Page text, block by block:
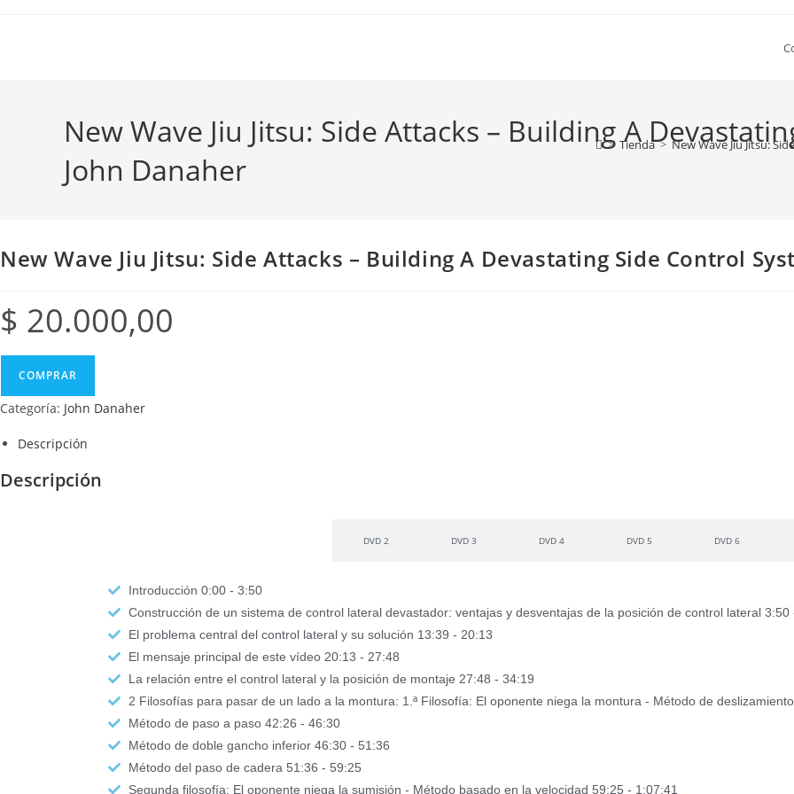
New Wave Jiu Jitsu: Side Attacks – Building A
John Danaher
> Tienda > New Wave Jiu Jitsu:
New Wave Jiu Jitsu: Side Attacks – Building A Devastating Side Control
$ 20.000,00
COMPRAR
Categoría: John Danaher
Descripción
Descripción
DVD 2 DVD 3 DVD 4 DVD 5 DVD 6
Introducción 0:00 - 3:50
Construcción de un sistema de control lateral devastador: ventajas y desventajas de la posición de control lateral 3:50
El problema central del control lateral y su solución 13:39 - 20:13
El mensaje principal de este vídeo 20:13 - 27:48
La relación entre el control lateral y la posición de montaje 27:48 - 34:19
2 Filosofías para pasar de un lado a la montura: 1.ª Filosofía: El oponente niega la montura - Método de
Método de paso a paso 42:26 - 46:30
Método de doble gancho inferior 46:30 - 51:36
Método del paso de cadera 51:36 - 59:25
Segunda filosofía: El oponente niega la sumisión - Método basado en la velocidad 59:25 - 1:07:41